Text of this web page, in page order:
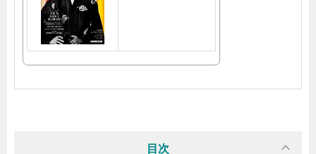
目次